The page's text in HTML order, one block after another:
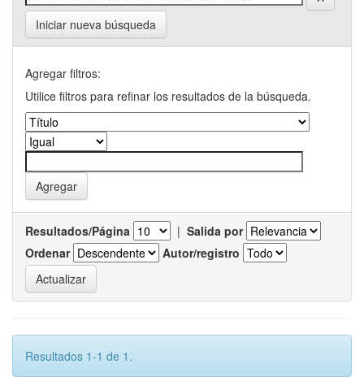
Iniciar nueva búsqueda
Agregar filtros:
Utilice filtros para refinar los resultados de la búsqueda.
Resultados/Página | Salida por
Ordenar
Autor/registro
Resultados 1-1 de 1.